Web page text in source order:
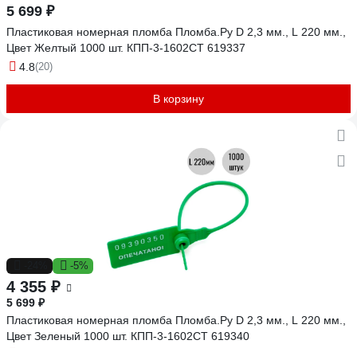
5 699 ₽
Пластиковая номерная пломба Пломба.Ру D 2,3 мм., L 220 мм.,
Цвет Желтый 1000 шт. КПП-3-1602СТ 619337
4.8(20)
В корзину
-5%
4 355 ₽
5 699 ₽
Пластиковая номерная пломба Пломба.Ру D 2,3 мм., L 220 мм.,
Цвет Зеленый 1000 шт. КПП-3-1602СТ 619340